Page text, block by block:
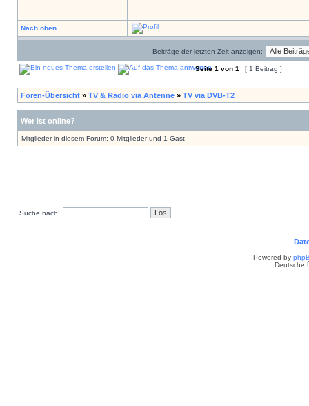
Nach oben
Beiträge der letzten Zeit anzeigen:
Seite 1 von 1 [ 1 Beitrag ]
Foren-Übersicht » TV & Radio via Antenne » TV via DVB-T2
Wer ist online?
Mitglieder in diesem Forum: 0 Mitglieder und 1 Gast
Suche nach:
Powered by
Deutsche